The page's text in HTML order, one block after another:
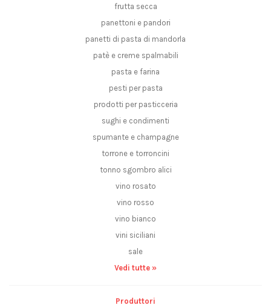
frutta secca
panettoni e pandori
panetti di pasta di mandorla
patè e creme spalmabili
pasta e farina
pesti per pasta
prodotti per pasticceria
sughi e condimenti
spumante e champagne
torrone e torroncini
tonno sgombro alici
vino rosato
vino rosso
vino bianco
vini siciliani
sale
Vedi tutte »
Produttori